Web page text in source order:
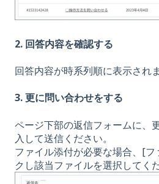
2. 回答内容を確認する
回答内容が時系列順に表示されま
3. 更に問い合わせをする
ページ下部の返信フォームに、
入して送信ください。
ファイル添付が必要な場合、[
クし該当ファイルを選択してくだ